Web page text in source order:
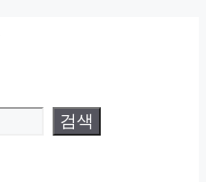
검색